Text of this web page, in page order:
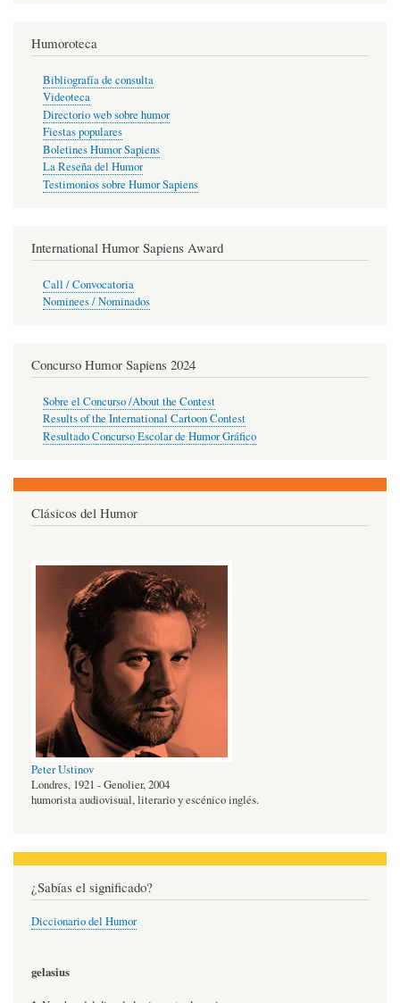
Humoroteca
Bibliografía de consulta
Videoteca
Directorio web sobre humor
Fiestas populares
Boletines Humor Sapiens
La Reseña del Humor
Testimonios sobre Humor Sapiens
International Humor Sapiens Award
Call / Convocatoria
Nominees / Nominados
Concurso Humor Sapiens 2024
Sobre el Concurso /About the Contest
Results of the International Cartoon Contest
Resultado Concurso Escolar de Humor Gráfico
Clásicos del Humor
Peter Ustinov
Londres, 1921 - Genolier, 2004
humorista audiovisual, literario y escénico inglés.
¿Sabías el significado?
Diccionario del Humor
gelasius